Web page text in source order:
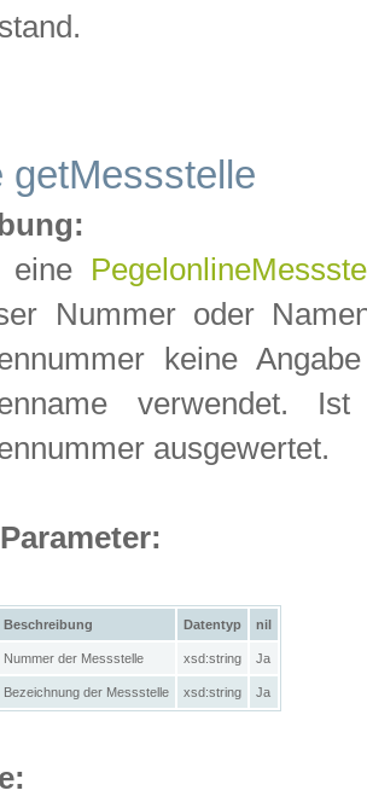
getMessstelle
eine
Nummer oder
keine
verwendet.
ausgewertet.
Beschreibung Datentyp nil
Nummer der Messstelle xsd:string Ja
Bezeichnung der Messstelle xsd:string Ja